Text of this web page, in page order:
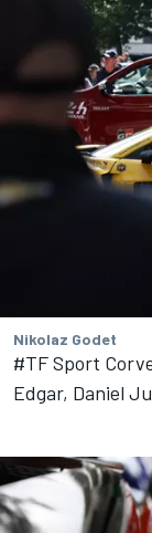
Nikolaz Godet
#TF Sport
Edgar, Daniel